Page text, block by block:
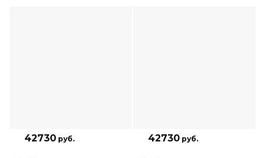
42730 руб. 42730 руб.